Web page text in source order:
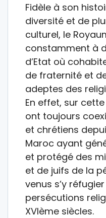
Fidèle à son
diversité et de
culturel, le
constamment à
d’Etat où
de fraternité et
adeptes des
En effet, sur
ont toujours
et chrétiens
Maroc ayant
et protégé des
et de juifs de la
venus s’y
persécutions
XVIème siècles.